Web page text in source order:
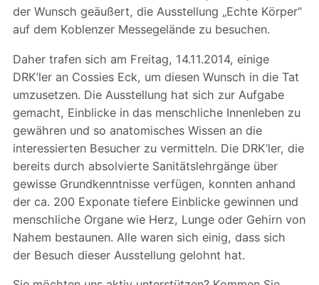
der Wunsch geäußert, die Ausstellung „Echte Körper“
auf dem Koblenzer Messegelände zu besuchen.
Daher trafen sich am Freitag, 14.11.2014, einige
DRK’ler an Cossies Eck, um diesen Wunsch in die Tat
umzusetzen. Die Ausstellung hat sich zur Aufgabe
gemacht, Einblicke in das menschliche Innenleben zu
gewähren und so anatomisches Wissen an die
interessierten Besucher zu vermitteln. Die DRK’ler, die
bereits durch absolvierte Sanitätslehrgänge über
gewisse Grundkenntnisse verfügen, konnten anhand
der ca. 200 Exponate tiefere Einblicke gewinnen und
menschliche Organe wie Herz, Lunge oder Gehirn von
Nahem bestaunen. Alle waren sich einig, dass sich
der Besuch dieser Ausstellung gelohnt hat.